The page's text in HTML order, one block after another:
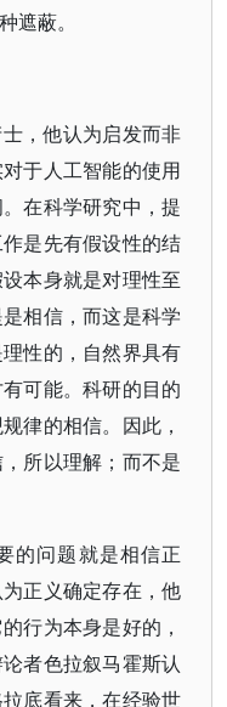
遮蔽。
，他认为启发而非
于人工智能的使用
在科学研究中，提
是先有假设性的结
本身就是对理性至
相信，而这是科学
性的，自然界具有
可能。科研的目的
律的相信。因此，
所以理解；而不是
的问题就是相信正
正义确定存在，他
行为本身是好的，
者色拉叙马霍斯认
底看来，在经验世